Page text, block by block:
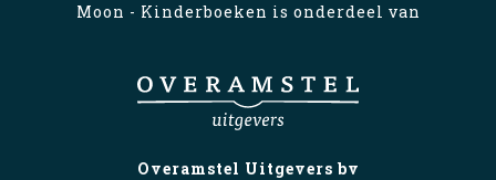
Moon - Kinderboeken is onderdeel van
Overamstel Uitgevers bv